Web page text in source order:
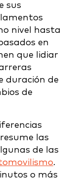
sus
nivel hasta
en
que lidiar
duración de
de
las
de las
.
o más